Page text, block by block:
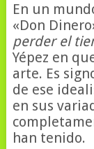
En un
«Don
perder el
Yépez en
arte. Es
de ese
en sus
han tenido.